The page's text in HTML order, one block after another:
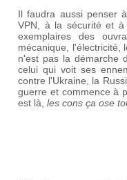
Il faudra aussi penser
VPN, à la sécurité et à
exemplaires des
mécanique, l'électricité,
n'est pas la démarche
celui qui voit ses
contre l'Ukraine, la
guerre et commence à
est là, les cons ça ose